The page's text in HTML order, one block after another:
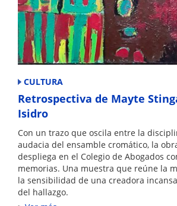
CULTURA
Retrospectiva de Mayte
Isidro
Con un trazo que oscila entre la
audacia del ensamble cromático, la
despliega en el Colegio de Abogados
memorias. Una muestra que reúne la
la sensibilidad de una creadora
del hallazgo.